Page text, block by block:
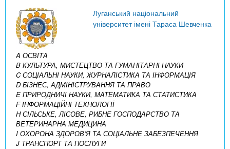
Луганський національний
університет імені Тараса Шевченка
A ОСВІТА
B КУЛЬТУРА, МИСТЕЦТВО ТА ГУМАНІТАРНІ НАУКИ
C СОЦІАЛЬНІ НАУКИ, ЖУРНАЛІСТИКА ТА ІНФОРМАЦІЯ
D БІЗНЕС, АДМІНІСТРУВАННЯ ТА ПРАВО
E ПРИРОДНИЧІ НАУКИ, МАТЕМАТИКА ТА СТАТИСТИКА
F ІНФОРМАЦІЙНІ ТЕХНОЛОГІЇ
H СІЛЬСЬКЕ, ЛІСОВЕ, РИБНЕ ГОСПОДАРСТВО ТА
ВЕТЕРИНАРНА МЕДИЦИНА
I ОХОРОНА ЗДОРОВ’Я ТА СОЦІАЛЬНЕ ЗАБЕЗПЕЧЕННЯ
J ТРАНСПОРТ ТА ПОСЛУГИ